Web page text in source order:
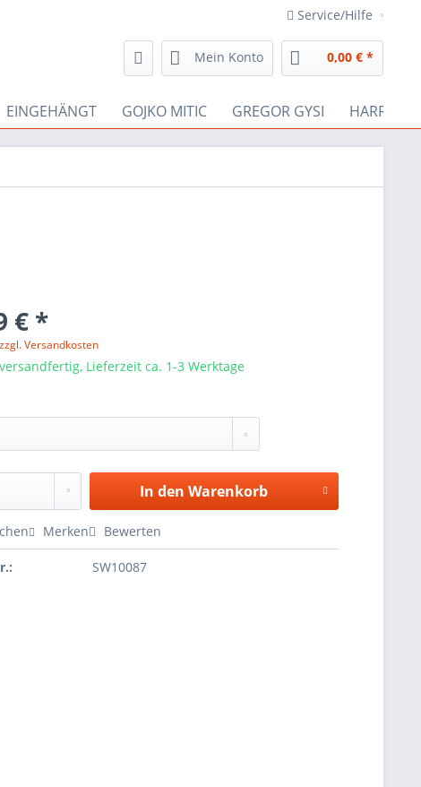
Service/Hilfe
Mein Konto 0,00 € *
EINGEHÄNGT GOJKO MITIC GREGOR GYSI HARRY
€ *
zzgl. Versandkosten
Lieferzeit ca. 1-3 Werktage
In den Warenkorb
Merken Bewerten
SW10087